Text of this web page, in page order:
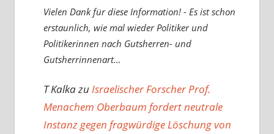
Vielen Dank für diese Information! - Es ist schon
erstaunlich, wie mal wieder Politiker und
Politikerinnen nach Gutsherren- und
Gutsherrinnenart…
T KalkazuIsraelischer Forscher Prof.
Menachem Oberbaum fordert neutrale
Instanz gegen fragwürdige Löschung von